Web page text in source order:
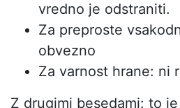
vredno je odstraniti.
Za preproste
obvezno
Za varnost hrane: ni
Z drugimi besedami: to